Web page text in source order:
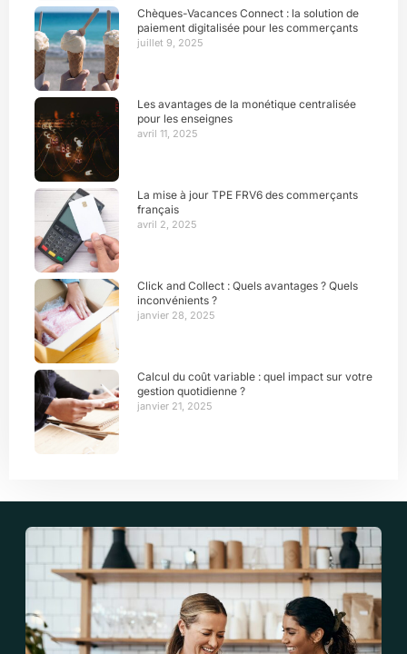
Chèques-Vacances Connect : la solution de
paiement digitalisée pour les commerçants
juillet 9, 2025
Les avantages de la monétique centralisée
pour les enseignes
avril 11, 2025
La mise à jour TPE FRV6 des commerçants
français
avril 2, 2025
Click and Collect : Quels avantages ? Quels
inconvénients ?
janvier 28, 2025
Calcul du coût variable : quel impact sur votre
gestion quotidienne ?
janvier 21, 2025